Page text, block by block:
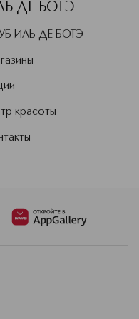
ДЕ БОТЭ
ИЛЬ ДЕ БОТЭ
красоты